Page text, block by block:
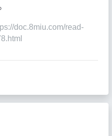
doc.8miu.com/read-